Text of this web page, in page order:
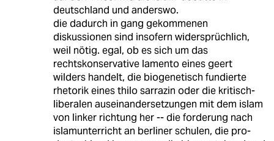
deutschland und anderswo.
die dadurch in gang gekommenen
diskussionen sind insofern widersprüchlich,
weil nötig. egal, ob es sich um das
rechtskonservative lamento eines geert
wilders handelt, die biogenetisch fundierte
rhetorik eines thilo sarrazin oder die kritisch-
liberalen auseinandersetzungen mit dem islam
von linker richtung her -- die forderung nach
islamunterricht an berliner schulen, die pro-